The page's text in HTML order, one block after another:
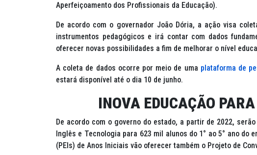
Aperfeiçoamento dos Profissionais da Educação).
De acordo com o governador João Dória, a ação visa
instrumentos pedagógicos e irá contar com dados
oferecer novas possibilidades a fim de melhorar o nível
A coleta de dados ocorre por meio de uma plataforma de
estará disponível até o dia 10 de junho.
INOVA EDUCAÇÃO
De acordo com o governo do estado, a partir de 2022,
Inglês e Tecnologia para 623 mil alunos do 1° ao 5° ano do
(PEIs) de Anos Iniciais vão oferecer também o Projeto de